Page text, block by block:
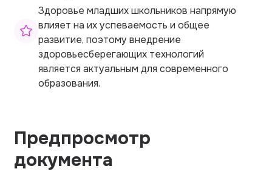
Здоровье младших школьников напрямую
влияет на их успеваемость и общее
развитие, поэтому внедрение
здоровьесберегающих технологий
является актуальным для современного
образования.
Предпросмотр
документа